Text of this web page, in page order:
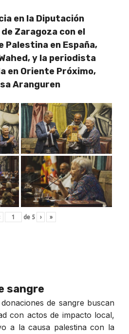
en la Diputación
Zaragoza con el
Palestina en España,
y la periodista
en Oriente Próximo,
Aranguren
de 5 › »
sangre
de sangre buscan
con actos de impacto local,
a la causa palestina con la